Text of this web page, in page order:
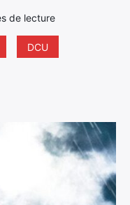
de lecture
DCU